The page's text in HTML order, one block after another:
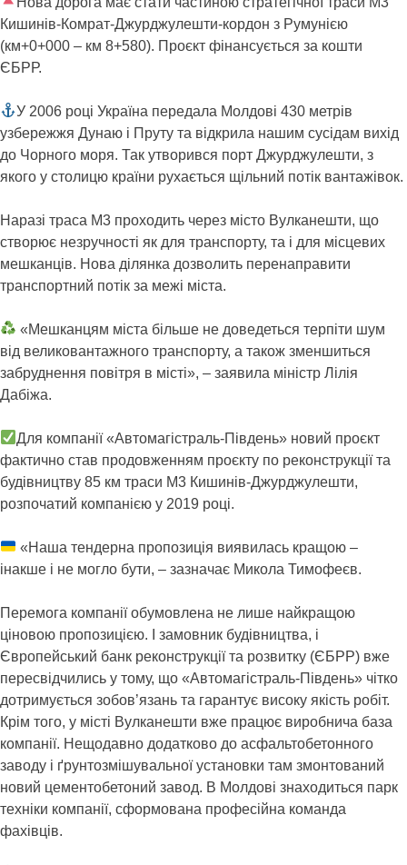
Кишинів-Комрат-Джурджулешти-кордон з Румунією
(км+0+000 – км 8+580). Проєкт фінансується за кошти
ЄБРР.
У 2006 році Україна передала Молдові 430 метрів
узбережжя Дунаю і Пруту та відкрила нашим сусідам вихід
до Чорного моря. Так утворився порт Джурджулешти, з
якого у столицю країни рухається щільний потік вантажівок.
Наразі траса М3 проходить через місто Вулканешти, що
створює незручності як для транспорту, та і для місцевих
мешканців. Нова ділянка дозволить перенаправити
транспортний потік за межі міста.
«Мешканцям міста більше не доведеться терпіти шум
від великовантажного транспорту, а також зменшиться
забруднення повітря в місті», – заявила міністр Лілія
Дабіжа.
Для компанії «Автомагістраль-Південь» новий проєкт
фактично став продовженням проєкту по реконструкції та
будівництву 85 км траси М3 Кишинів-Джурджулешти,
розпочатий компанією у 2019 році.
«Наша тендерна пропозиція виявилась кращою –
інакше і не могло бути, – зазначає Микола Тимофеєв.
Перемога компанії обумовлена не лише найкращою
ціновою пропозицією. І замовник будівництва, і
Європейський банк реконструкції та розвитку (ЄБРР) вже
пересвідчились у тому, що «Автомагістраль-Південь» чітко
дотримується зобов’язань та гарантує високу якість робіт.
Крім того, у місті Вулканешти вже працює виробнича база
компанії. Нещодавно додатково до асфальтобетонного
заводу і ґрунтозмішувальної установки там змонтований
новий цементобетоний завод. В Молдові знаходиться парк
техніки компанії, сформована професійна команда
фахівців.